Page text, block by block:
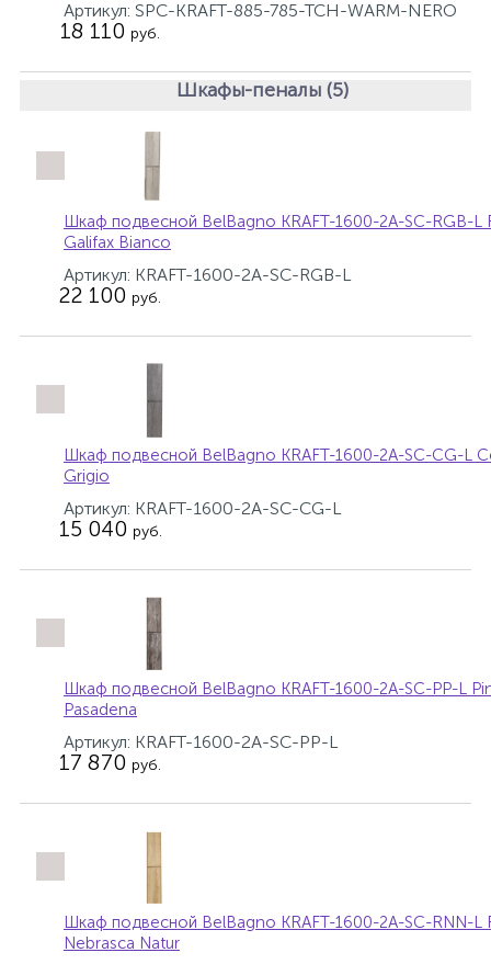
Артикул: SPC-KRAFT-885-785-TCH-WARM-NERO
18 110 руб.
Шкафы-пеналы (5)
Шкаф подвесной BelBagno KRAFT-1600-2A-SC-RGB-L
Galifax Bianco
Артикул: KRAFT-1600-2A-SC-RGB-L
22 100 руб.
Шкаф подвесной BelBagno KRAFT-1600-2A-SC-CG-L
Grigio
Артикул: KRAFT-1600-2A-SC-CG-L
15 040 руб.
Шкаф подвесной BelBagno KRAFT-1600-2A-SC-PP-L
Pasadena
Артикул: KRAFT-1600-2A-SC-PP-L
17 870 руб.
Шкаф подвесной BelBagno KRAFT-1600-2A-SC-RNN-L
Nebrasca Natur